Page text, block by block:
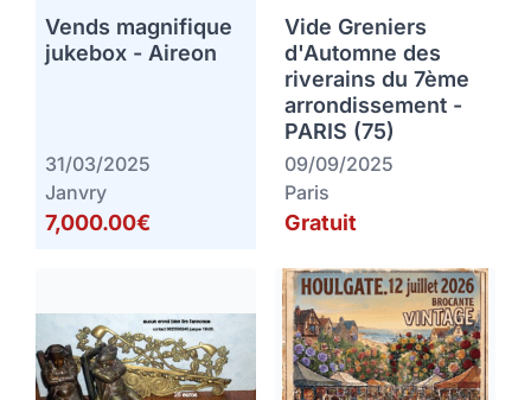
Vends magnifique
jukebox - Aireon
31/03/2025
Janvry
7,000.00€
Vide Greniers
d'Automne des
riverains du 7ème
arrondissement -
PARIS (75)
09/09/2025
Paris
Gratuit